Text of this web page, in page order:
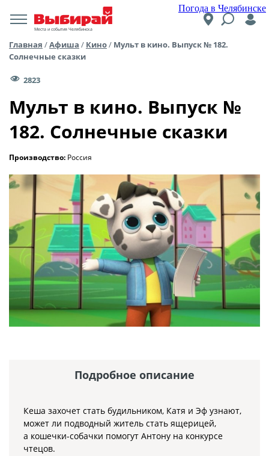
Погода в Челябинске
Места и события Челябинска
Главная /Афиша / Кино/ Мульт в кино. Выпуск № 182.
Солнечные сказки
2823
Мульт в кино. Выпуск №
182. Солнечные сказки
Производство: Россия
Подробное описание
Кеша захочет стать будильником, Катя и Эф узнают,
может ли подводный житель стать ящерицей,
а кошечки-собачки помогут Антону на конкурсе
чтецов.